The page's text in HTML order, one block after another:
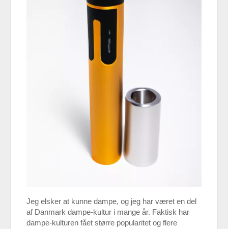
Jeg elsker at kunne dampe, og jeg har været en del
af Danmark dampe-kultur i mange år. Faktisk har
dampe-kulturen fået større popularitet og flere